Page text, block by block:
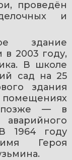
проведён
и
здание
2003 году,
В школе
сад на 25
здания
помещениях
позже — в
1964 году
Героя